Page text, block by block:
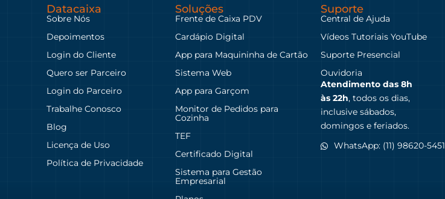
Datacaixa
Sobre Nós
Depoimentos
Login do Cliente
Quero ser Parceiro
Login do Parceiro
Trabalhe Conosco
Blog
Licença de Uso
Política de Privacidade
Soluções
Frente de Caixa PDV
Cardápio Digital
App para Maquininha de Cartão
Sistema Web
App para Garçom
Monitor de Pedidos para
Cozinha
TEF
Certificado Digital
Sistema para Gestão
Empresarial
Suporte
Central de Ajuda
Vídeos Tutoriais YouTube
Suporte Presencial
Ouvidoria
Atendimento das 8h
às 22h, todos os dias,
inclusive sábados,
domingos e feriados.
WhatsApp: (11) 98620-5451